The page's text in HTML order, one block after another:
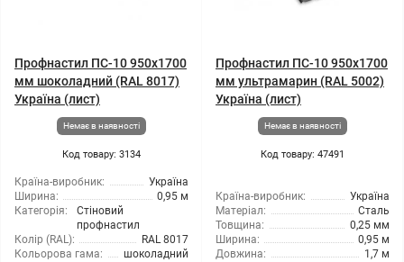
Профнастил ПС-10 950x1700
мм шоколадний (RAL 8017)
Україна (лист)
Немає в наявності
Код товару: 3134
Країна-виробник:
Україна
Ширина:
0,95 м
Категорія:
Стіновий
профнастил
Колір (RAL):
RAL 8017
Кольорова гама:
шоколадний
Профнастил ПС-10 950x1700
мм ультрамарин (RAL 5002)
Україна (лист)
Немає в наявності
Код товару: 47491
Країна-виробник:
Україна
Матеріал:
Сталь
Товщина:
0,25 мм
Ширина:
0,95 м
Довжина:
1,7 м